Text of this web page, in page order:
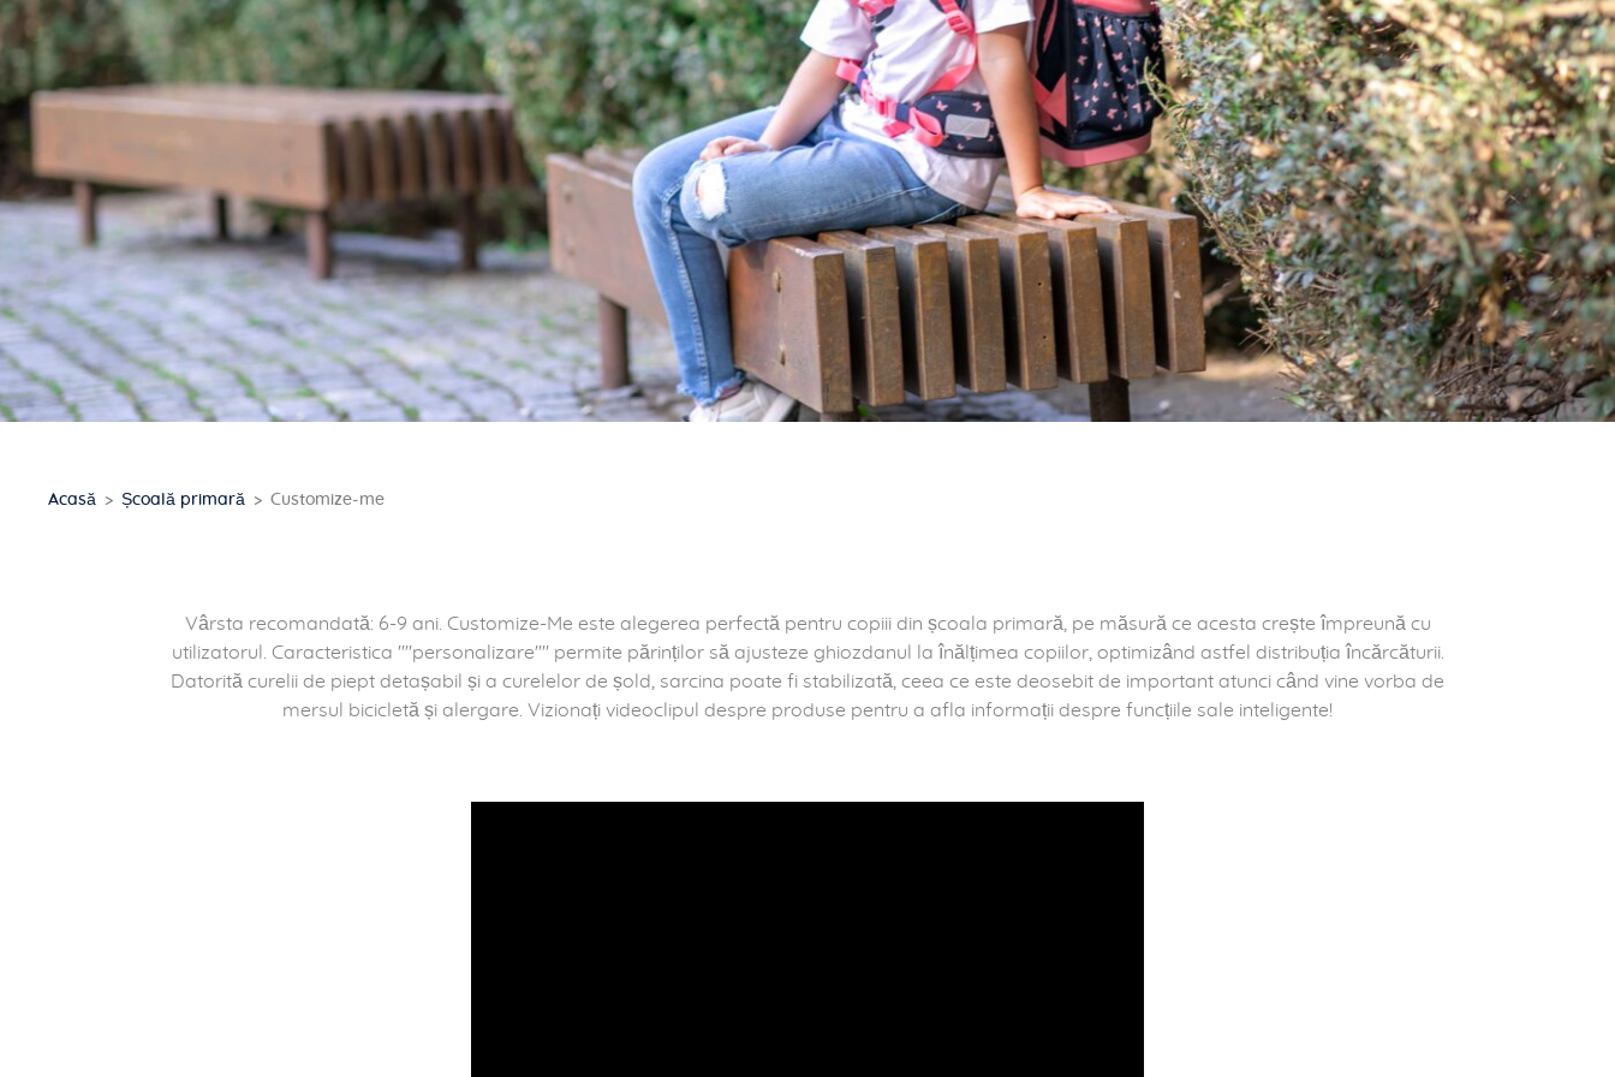
Acasă Școală primară Customize-me
Vârsta recomandată: 6-9 ani. Customize-Me este alegerea perfectă pentru copiii din școala primară, pe măsură ce acesta crește împreună cu
utilizatorul. Caracteristica ""personalizare"" permite părinților să ajusteze ghiozdanul la înălțimea copiilor, optimizând astfel distribuția încărcăturii.
Datorită curelii de piept detașabil și a curelelor de șold, sarcina poate fi stabilizată, ceea ce este deosebit de important atunci când vine vorba de
mersul bicicletă și alergare. Vizionați videoclipul despre produse pentru a afla informații despre funcțiile sale inteligente!